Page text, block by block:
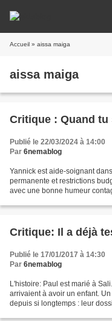
Accueil » aissa maiga
aissa maiga
Critique : Quand tu
Publié le 22/03/2024 à 14:00
Par 6nemablog
Yannick est aide-soignant
permanente et restrictions
avec une bonne humeur
Critique: Il a déjà
Publié le 17/01/2017 à 14:30
Par 6nemablog
L'histoire: Paul est marié à
arrivaient à avoir un enfant.
depuis si longtemps : leur